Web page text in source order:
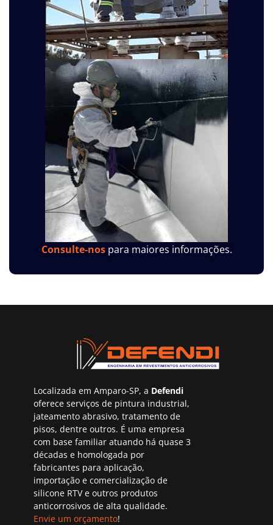
Consulte-nospara maiores informações.
Localizada em Amparo-SP, a Defendi
oferece serviços de pintura industrial,
jateamento abrasivo, tratamento de
pisos, dentre outros. É uma empresa
com base familiar atuando há quase 3
décadas e homologada por
fabricantes para aplicação,
importação e comercialização de
silicone RTV e outros produtos
anticorrosivos de alta qualidade.
Envie um orçamento!